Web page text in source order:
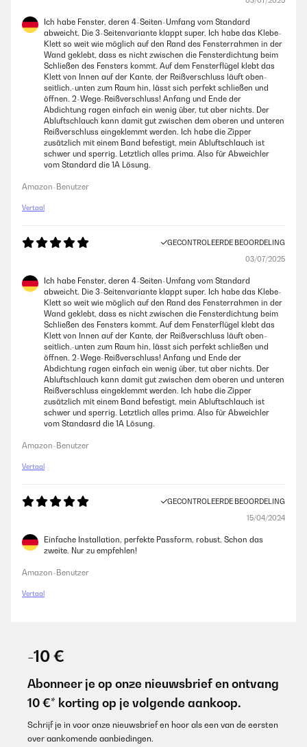
Ich habe Fenster, deren 4-Seiten-Umfang vom Standard
abweicht. Die 3-Seitenvariante klappt super. Ich habe das Klebe-
Klett so weit wie möglich auf den Rand des Fensterrahmen in der
Wand geklebt, dass es nicht zwischen die Fensterdichtung beim
Schließen des Fensters kommt. Auf dem Fensterflügel klebt das
Klett von Innen auf der Kante, der Reißverschluss läuft oben-
seitlich.-unten zum Raum hin, lässt sich perfekt schließen und
öffnen. 2-Wege-Reißverschluss! Anfang und Ende der
Abdichtung ragen einfach ein wenig über, tut aber nichts. Der
Abluftschlauch kann damit gut zwischen dem oberen und unteren
Reißverschluss eingeklemmt werden. Ich habe die Zipper
zusätzlich mit einem Band befestigt, mein Abluftschlauch ist
schwer und sperrig. Letztlich alles prima. Also für Abweichler
vom Standard die 1A Lösung.
Amazon-Benutzer
Vertaal
GECONTROLEERDE BEOORDELING
03/07/2025
Ich habe Fenster, deren 4-Seiten-Umfang vom Standard
abweicht. Die 3-Seitenvariante klappt super. Ich habe das Klebe-
Klett so weit wie möglich auf den Rand des Fensterrahmen in der
Wand geklebt, dass es nicht zwischen die Fensterdichtung beim
Schließen des Fensters kommt. Auf dem Fensterflügel klebt das
Klett von Innen auf der Kante, der Reißverschluss läuft oben-
seitlich.-unten zum Raum hin, lässt sich perfekt schließen und
öffnen. 2-Wege-Reißverschluss! Anfang und Ende der
Abdichtung ragen einfach ein wenig über, tut aber nichts. Der
Abluftschlauch kann damit gut zwischen dem oberen und unteren
Reißverschluss eingeklemmt werden. Ich habe die Zipper
zusätzlich mit einem Band befestigt, mein Abluftschlauch ist
schwer und sperrig. Letztlich alles prima. Also für Abweichler
vom Standasrd die 1A Lösung.
Amazon-Benutzer
Vertaal
GECONTROLEERDE BEOORDELING
15/04/2024
Einfache Installation, perfekte Passform, robust. Schon das
zweite. Nur zu empfehlen!
Amazon-Benutzer
Vertaal
-10 €
Abonneer je op onze nieuwsbrief en ontvang
10 €* korting op je volgende aankoop.
Schrijf je in voor onze nieuwsbrief en hoor als een van de eersten
over aankomende aanbiedingen.